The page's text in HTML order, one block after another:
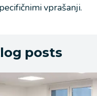
vprašanji.
posts